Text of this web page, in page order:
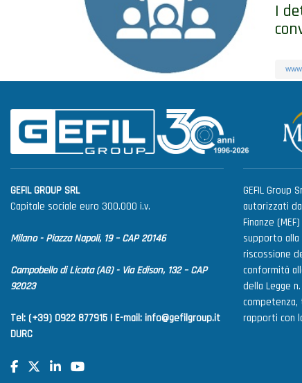
I
GEFIL GROUP SRL
Capitale sociale euro 300.000 i.v.
Milano - Piazza Napoli, 19 – CAP 20146
Campobello di Licata (AG) - Via Edison, 132 – CAP
92023
Tel: (+39) 0922 877915 | E-mail: info@gefilgroup.it
DURC
GEFIL Group
autorizzati
Finanze
supporto
riscossione
conformità
della Legge
rapporti con